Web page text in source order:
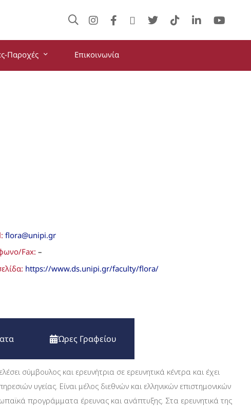
Παροχές Επικοινωνία
flora@unipi.gr
Fax: –
https://www.ds.unipi.gr/faculty/flora/
Ώρες Γραφείου
σύμβουλος και ερευνήτρια σε ερευνητικά κέντρα και έχει
υγείας. Είναι μέλος διεθνών και ελληνικών επιστημονικών
προγράμματα έρευνας και ανάπτυξης. Στα ερευνητικά της